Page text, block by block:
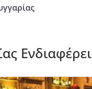
Ενδιαφέρει